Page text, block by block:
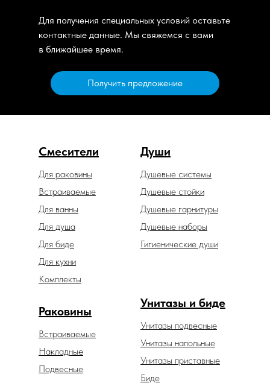
Для получения специальных условий оставьте
контактные данные. Мы свяжемся с вами
в ближайшее время.
Получить предложение
Смесители Души
Душевые гарнитуры
Душевые системы
Гигиенические души
Душевые наборы
Унитазы и биде
Унитазы подвесные
Унитазы напольные
Унитазы приставные
Раковины
Встраиваемые
Накладные
Подвесные
Встраиваемые
Для биде
Для ванны
Для душа
Для раковины
Для кухни
Душевые стойки
Биде
Комплекты